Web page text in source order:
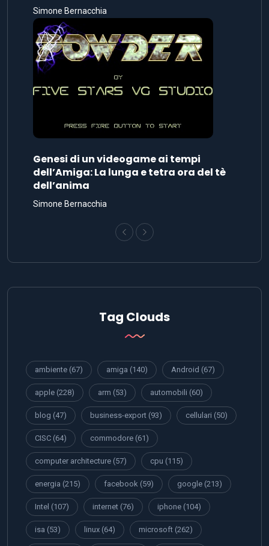
Simone Bernacchia
Genesi di un videogame ai tempi
dell’Amiga: La lunga e tetra ora del tè
dell’anima
Simone Bernacchia
Tag Clouds
ambiente (67) amiga (140) Android (67)
apple (228) arm (53) automobili (60)
blog (47) business-export (93) cellulari (50)
CISC (64) commodore (61)
computer architecture (57) cpu (115)
energia (215) facebook (59) google (213)
Intel (107) internet (76) iphone (104)
isa (53) linux (64) microsoft (262)